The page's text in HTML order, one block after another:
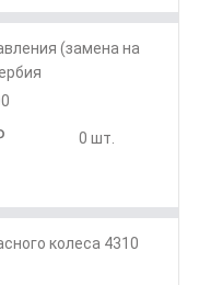
(замена на
0 шт.
колеса 4310